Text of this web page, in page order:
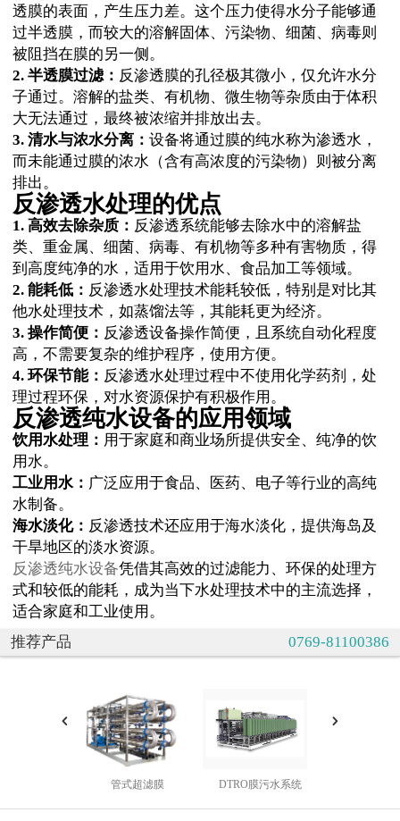
透膜的表面，产生压力差。这个压力使得水分子能够通
过半透膜，而较大的溶解固体、污染物、细菌、病毒则
被阻挡在膜的另一侧。
2. 半透膜过滤： 反渗透膜的孔径极其微小，仅允许水分
子通过。溶解的盐类、有机物、微生物等杂质由于体积
大无法通过，最终被浓缩并排放出去。
3. 清水与浓水分离： 设备将通过膜的纯水称为渗透水，
而未能通过膜的浓水（含有高浓度的污染物）则被分离
排出。
反渗透水处理的优点
1. 高效去除杂质： 反渗透系统能够去除水中的溶解盐
类、重金属、细菌、病毒、有机物等多种有害物质，得
到高度纯净的水，适用于饮用水、食品加工等领域。
2. 能耗低： 反渗透水处理技术能耗较低，特别是对比其
他水处理技术，如蒸馏法等，其能耗更为经济。
3. 操作简便： 反渗透设备操作简便，且系统自动化程度
高，不需要复杂的维护程序，使用方便。
4. 环保节能： 反渗透水处理过程中不使用化学药剂，处
理过程环保，对水资源保护有积极作用。
反渗透纯水设备的应用领域
饮用水处理： 用于家庭和商业场所提供安全、纯净的饮
用水。
工业用水： 广泛应用于食品、医药、电子等行业的高纯
水制备。
海水淡化： 反渗透技术还应用于海水淡化，提供海岛及
干旱地区的淡水资源。
反渗透纯水设备凭借其高效的过滤能力、环保的处理方
式和较低的能耗，成为当下水处理技术中的主流选择，
适合家庭和工业使用。
推荐产品
0769-81100386
管式超滤膜 DTRO膜污水系统